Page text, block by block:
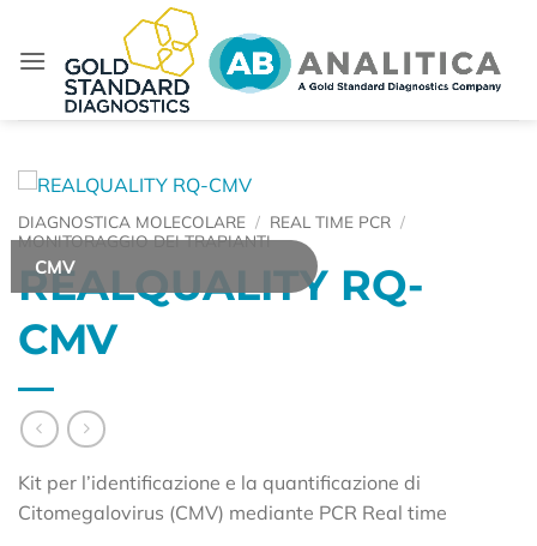
contenuti
CMV
DIAGNOSTICA MOLECOLARE / REAL TIME PCR /
MONITORAGGIO DEI TRAPIANTI
REALQUALITY RQ-
CMV
Kit per l’identificazione e la quantificazione di
Citomegalovirus (CMV) mediante PCR Real time